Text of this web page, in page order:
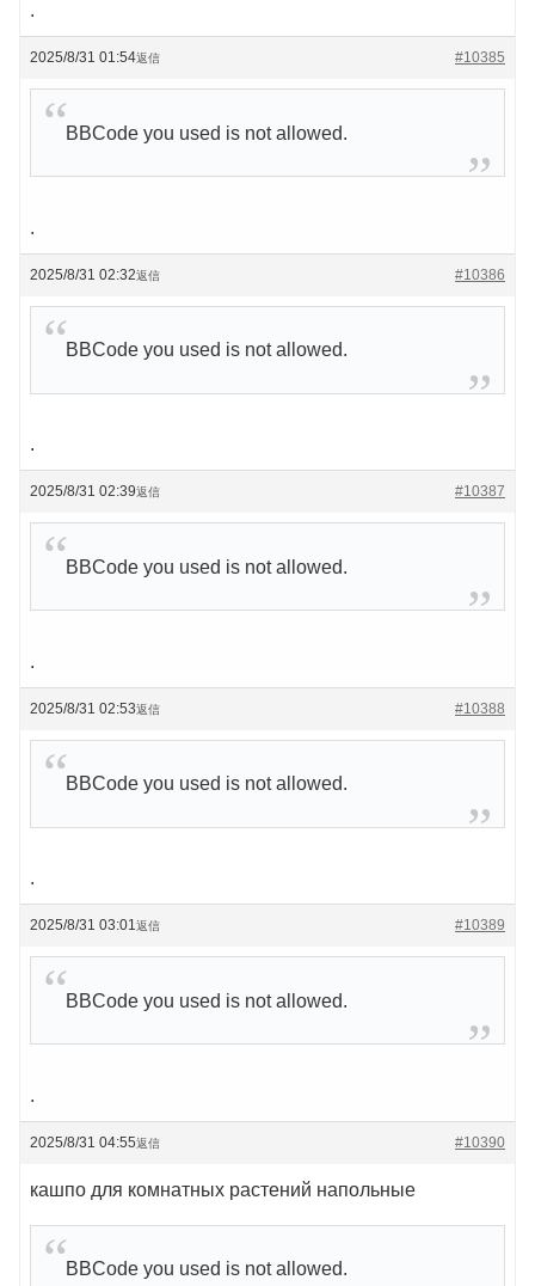
.
2025/8/31 01:54 #10385
返信
BBCode you used is not allowed.
.
2025/8/31 02:32 #10386
返信
BBCode you used is not allowed.
.
2025/8/31 02:39 #10387
返信
BBCode you used is not allowed.
.
2025/8/31 02:53 #10388
返信
BBCode you used is not allowed.
.
2025/8/31 03:01 #10389
返信
BBCode you used is not allowed.
.
2025/8/31 04:55 #10390
返信
кашпо для комнатных растений напольные
BBCode you used is not allowed.